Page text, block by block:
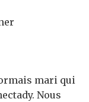
mari qui
Nous